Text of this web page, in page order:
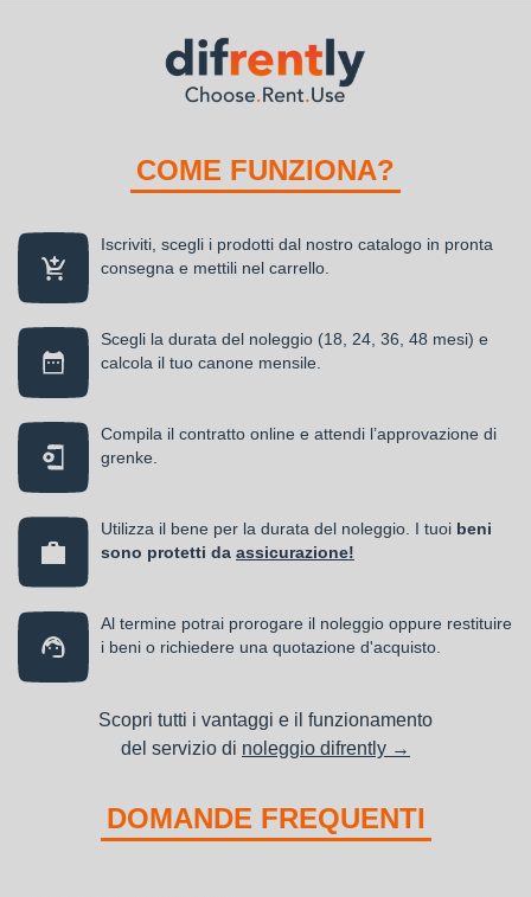
COME FUNZIONA?
Iscriviti, scegli i prodotti dal nostro catalogo in pronta
consegna e mettili nel carrello.
Scegli la durata del noleggio (18, 24, 36, 48 mesi) e
calcola il tuo canone mensile.
Compila il contratto online e attendi l’approvazione di
grenke.
Utilizza il bene per la durata del noleggio. I tuoi beni
sono protetti da assicurazione!
Al termine potrai prorogare il noleggio oppure restituire
i beni o richiedere una quotazione d'acquisto.
Scopri tutti i vantaggi e il funzionamento
del servizio di noleggio difrently →
DOMANDE FREQUENTI